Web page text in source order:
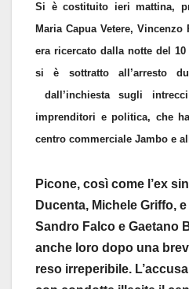
Si è costituito ieri mattina,
Maria Capua Vetere,
era ricercato dalla notte del
si è sottratto all’arresto
dall’inchiesta sugli
imprenditori e politica, che
centro commerciale Jambo e
Picone, così come l’ex
Ducenta, Michele Griffo,
Sandro Falco e Gaetano
anche loro dopo una
reso irreperibile.